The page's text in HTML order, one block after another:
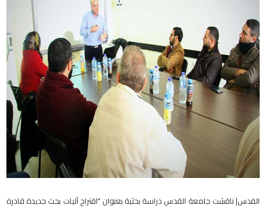
القدس| ناقشت جامعة القدس دراسة بحثية بعنوان "اقتراح آليات بحث جديدة قادرة